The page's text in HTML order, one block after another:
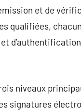
et de
qualifiées,
niveaux
signatures